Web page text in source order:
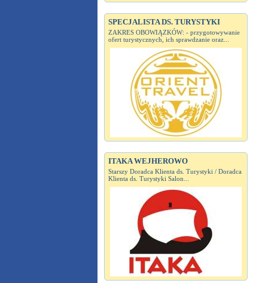
SPECJALISTA DS. TURYSTYKI
ZAKRES OBOWIĄZKÓW: - przygotowywanie
ofert turystycznych, ich sprawdzanie oraz...
ITAKA WEJHEROWO
Starszy Doradca Klienta ds. Turystyki / Doradca
Klienta ds. Turystyki Salon...